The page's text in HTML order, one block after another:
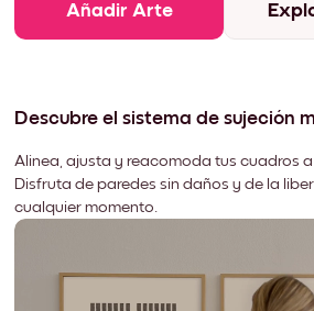
Añadir Arte
Descubre el sistema de sujeción
Alinea, ajusta y reacomoda tus cuadros
Disfruta de paredes sin daños y de la
cualquier momento.